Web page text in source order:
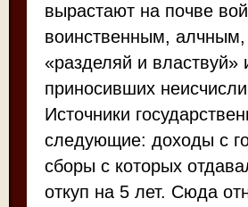
вырастают на почве
воинственным, алчным,
«разделяй и властвуй»
приносивших
Источники
следующие: доходы с
сборы с которых
откуп на 5 лет. Сюда